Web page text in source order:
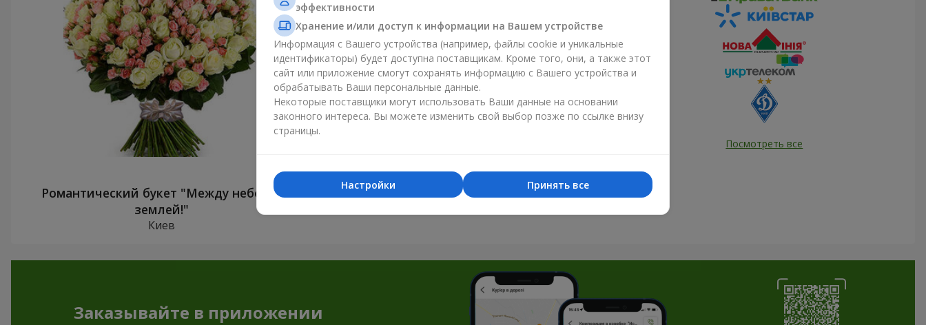
Романтический букет "Между небом и
землей!"
Киев
Все фото доставок
Посмотреть все
Заказывайте в приложении
эффективности
Хранение и/или доступ к информации на Вашем устройстве
Информация с Вашего устройства (например, файлы cookie и уникальные
идентификаторы) будет доступна поставщикам. Кроме того, они, а также этот
сайт или приложение смогут сохранять информацию с Вашего устройства и
обрабатывать Ваши персональные данные.
Некоторые поставщики могут использовать Ваши данные на основании
законного интереса. Вы можете изменить свой выбор позже по ссылке внизу
страницы.
Принять все
Настройки